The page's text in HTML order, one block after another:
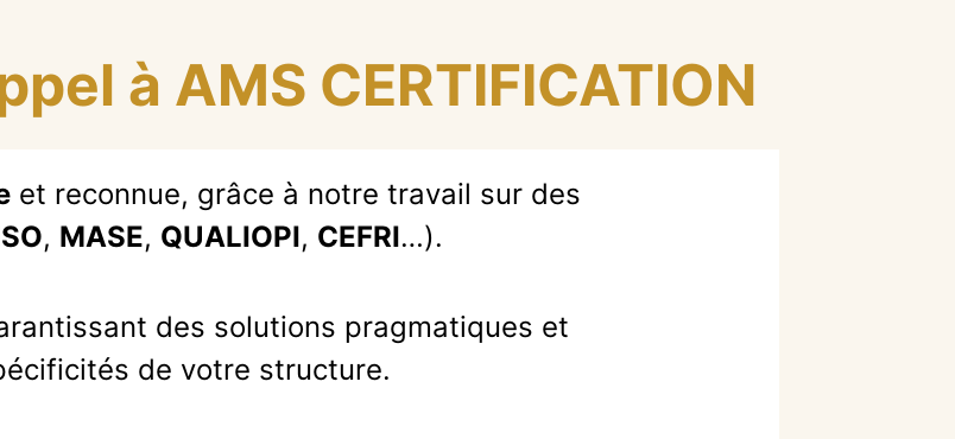
à AMS CERTIFICATION
et reconnue, grâce à notre travail sur des
, MASE, QUALIOPI, CEFRI…).
des solutions pragmatiques et
de votre structure.